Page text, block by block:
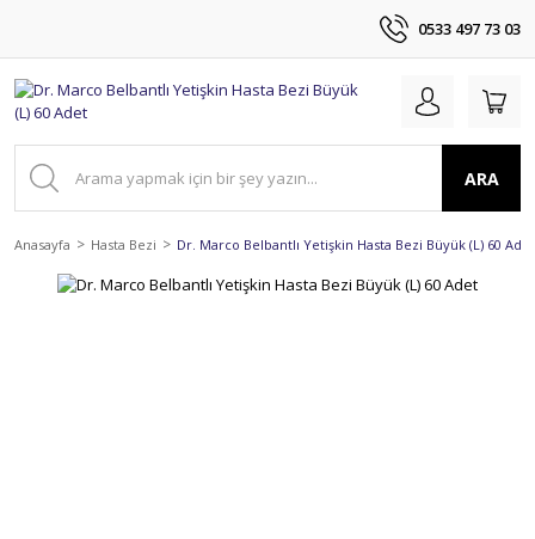
0533 497 73 03
ARA
Anasayfa Hasta Bezi Dr. Marco Belbantlı Yetişkin Hasta Bezi Büyük (L) 60 Adet